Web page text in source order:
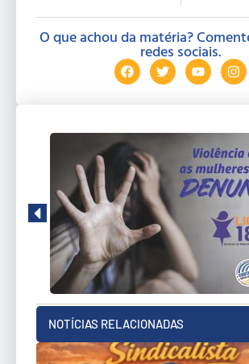
O que achou da matéria?
redes sociais.
NOTÍCIAS RELACIONADAS